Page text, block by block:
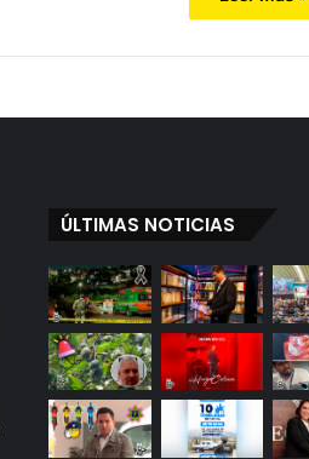
ÚLTIMAS NOTICIAS